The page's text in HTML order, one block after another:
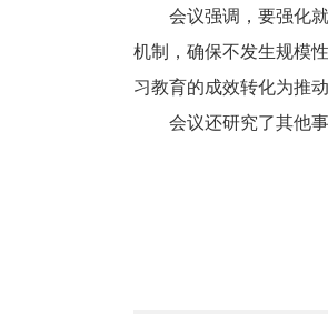
会议强调，要强化
机制，确保不发生规模
习教育的成效转化为推
会议还研究了其他事